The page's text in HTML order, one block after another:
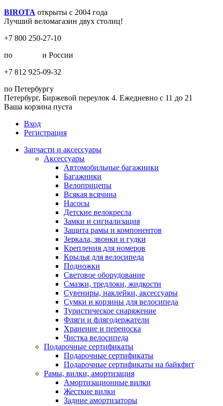
BIROTA открыты с 2004 года
Лучший веломагазин двух столиц!
+7 800 250-27-10
по
и России
+7 812 925-09-32
по Петербургу
Петербург, Биржевой переулок 4. Ежедневно с 11 до 21
Ваша корзина пуста
Вход
Регистрация
Запчасти и аксессуары
Аксессуары
Автомобильные багажники
Багажники
Велоприцепы
Всякая всячина
Насосы
Детские велокресла
Замки и сигнализация
Защита рамы и компонентов
Зеркала, звонки и гудки
Крепления для номеров
Крылья для велосипеда
Подножки
Световое оборудование
Смазки, тредлоки, жидкости
Сувениры, наклейки, аксессуары
Сумки и корзины для велосипеда
Туристическое снаряжение
Фляги и флягодержатели
Хранение и переноска
Чистка велосипеда
Подарочные сертификаты
Подарочные сертификаты
Подарочные сертификаты на байкфит
Рамы, вилки, амортизация
Амортизационные вилки
Жесткие вилки
Задние амортизаторы